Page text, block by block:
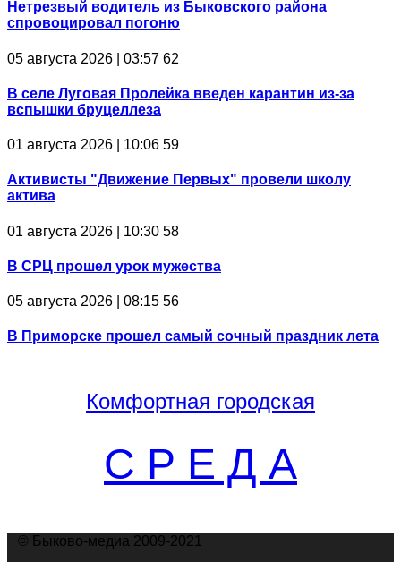
Нетрезвый водитель из Быковского района
спровоцировал погоню
05 августа 2026 | 03:57 62
В селе Луговая Пролейка введен карантин из-за
вспышки бруцеллеза
01 августа 2026 | 10:06 59
Активисты "Движение Первых" провели школу
актива
01 августа 2026 | 10:30 58
В СРЦ прошел урок мужества
05 августа 2026 | 08:15 56
В Приморске прошел самый сочный праздник лета
Комфортная городская
С Р Е Д А
© Быково-медиа 2009-2021